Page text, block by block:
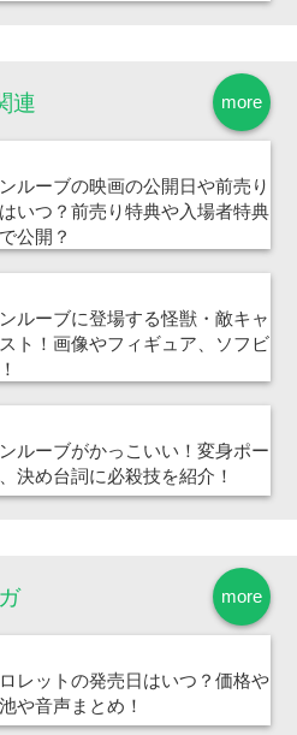
more
連
ルーブの映画の公開日や前売り
いつ？前売り特典や入場者特典
公開？
ルーブに登場する怪獣・敵キャ
ト！画像やフィギュア、ソフビ
ルーブがかっこいい！変身ポー
決め台詞に必殺技を紹介！
more
レットの発売日はいつ？価格や
や音声まとめ！